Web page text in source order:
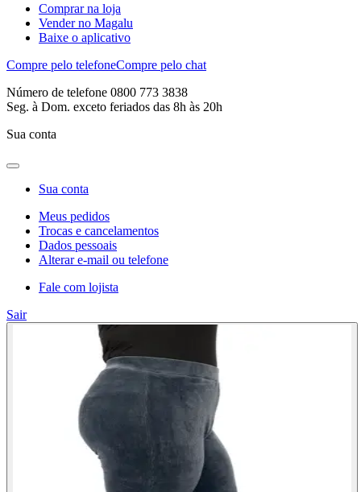
Comprar na loja
Vender no Magalu
Baixe o aplicativo
Compre pelo telefoneCompre pelo chat
Número de telefone 0800 773 3838
Seg. à Dom. exceto feriados das 8h às 20h
Sua conta
Sua conta
Meus pedidos
Trocas e cancelamentos
Dados pessoais
Alterar e-mail ou telefone
Fale com lojista
Sair